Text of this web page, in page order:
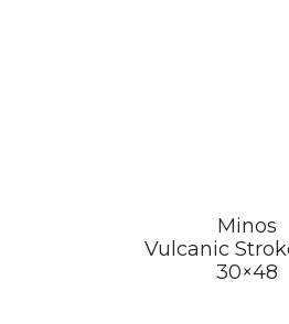
Minos
Vulcanic
30×48